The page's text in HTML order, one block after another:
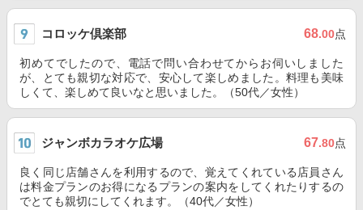
コロッケ倶楽部 68.00点
初めてでしたので、電話で問い合わせてからお伺いしました
が、とても親切な対応で、安心して楽しめました。料理も美味
しくて、楽しめて良いなと思いました。（50代／女性）
ジャンボカラオケ広場 67.80点
良く同じ店舗さんを利用するので、覚えてくれている店員さん
は料金プランのお得になるプランの案内をしてくれたりするの
でとても親切にしてくれます。（40代／女性）